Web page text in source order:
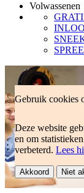
Gebruik cookies
Deze website
en om
verbeterd. Lees
Akkoord Niet
Volwassenen